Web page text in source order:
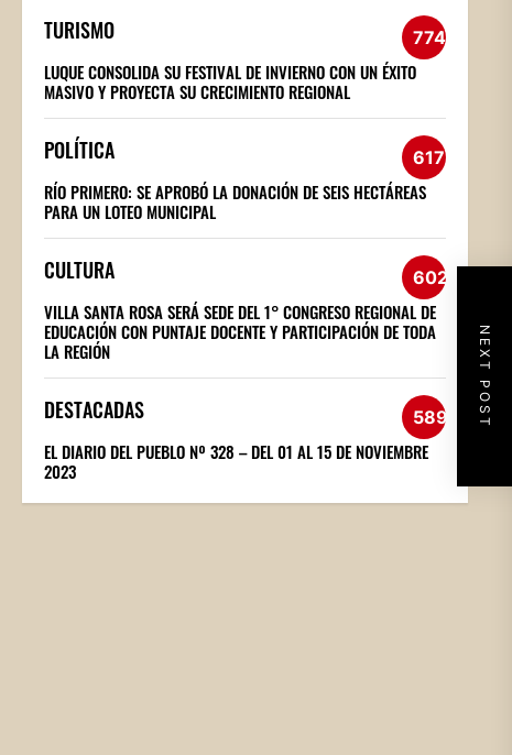
NEXT POST
TURISMO 774
LUQUE CONSOLIDA SU FESTIVAL DE INVIERNO CON UN ÉXITO
MASIVO Y PROYECTA SU CRECIMIENTO REGIONAL
POLÍTICA 617
RÍO PRIMERO: SE APROBÓ LA DONACIÓN DE SEIS HECTÁREAS
PARA UN LOTEO MUNICIPAL
CULTURA 602
VILLA SANTA ROSA SERÁ SEDE DEL 1° CONGRESO REGIONAL DE
EDUCACIÓN CON PUNTAJE DOCENTE Y PARTICIPACIÓN DE TODA
LA REGIÓN
DESTACADAS 589
EL DIARIO DEL PUEBLO Nº 328 – DEL 01 AL 15 DE NOVIEMBRE
2023